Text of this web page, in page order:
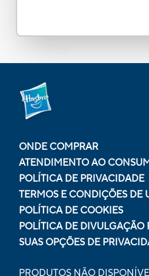
ONDE COMPRAR
ATENDIMENTO AO
POLÍTICA DE PRIVACIDADE
TERMOS E CONDIÇÕES DE
POLÍTICA DE COOKIES
POLÍTICA DE DIVULGAÇÃO
SUAS OPÇÕES DE
PRODUTOS NÃO